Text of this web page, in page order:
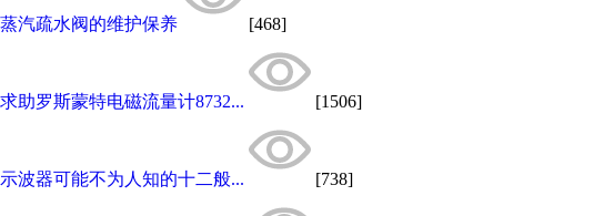
蒸汽疏水阀的维护保养 [468]
求助罗斯蒙特电磁流量计8732... [1506]
示波器可能不为人知的十二般... [738]